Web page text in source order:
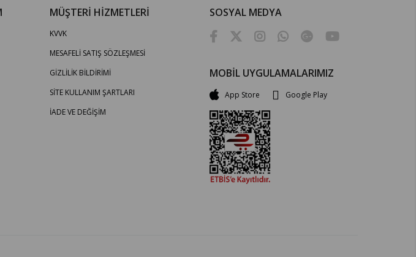
MÜŞTERİ HİZMETLERİ
KVVK
MESAFELİ SATIŞ SÖZLEŞMESİ
GİZLİLİK BİLDİRİMİ
SİTE KULLANIM ŞARTLARI
İADE VE DEĞİŞİM
SOSYAL MEDYA
MOBİL UYGULAMALARIMIZ
App Store Google Play